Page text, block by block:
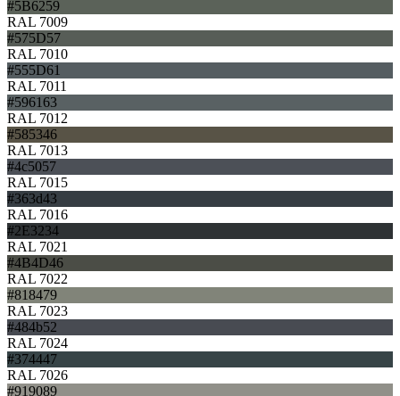
#5B6259
RAL 7009
#575D57
RAL 7010
#555D61
RAL 7011
#596163
RAL 7012
#585346
RAL 7013
#4c5057
RAL 7015
#363d43
RAL 7016
#2E3234
RAL 7021
#4B4D46
RAL 7022
#818479
RAL 7023
#484b52
RAL 7024
#374447
RAL 7026
#919089